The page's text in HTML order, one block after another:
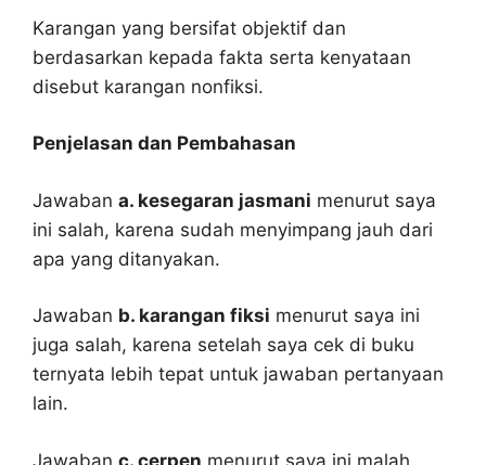
Karangan yang bersifat objektif dan
berdasarkan kepada fakta serta kenyataan
disebut karangan nonfiksi.
Penjelasan dan Pembahasan
Jawaban a. kesegaran jasmani menurut saya
ini salah, karena sudah menyimpang jauh dari
apa yang ditanyakan.
Jawaban b. karangan fiksi menurut saya ini
juga salah, karena setelah saya cek di buku
ternyata lebih tepat untuk jawaban pertanyaan
lain.
Jawaban c. cerpen menurut saya ini malah